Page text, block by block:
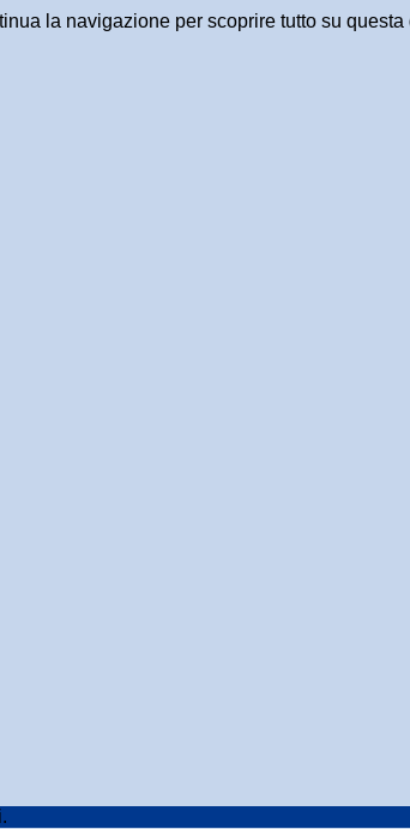
la navigazione per scoprire tutto su